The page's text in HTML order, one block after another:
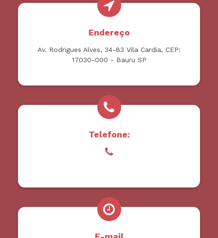
Endereço
Av. Rodrigues Alves, 34-83 Vila Cardia, CEP:
17030-000 - Bauru SP
Telefone: